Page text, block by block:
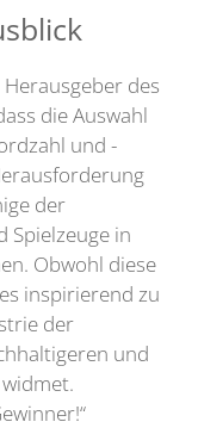
Herausgeber des
die Auswahl
und -
der
Spielzeuge in
Obwohl diese
inspirierend zu
der
und